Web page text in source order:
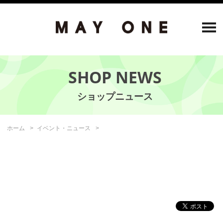
SHOP NEWS
ホーム イベント・ニュース